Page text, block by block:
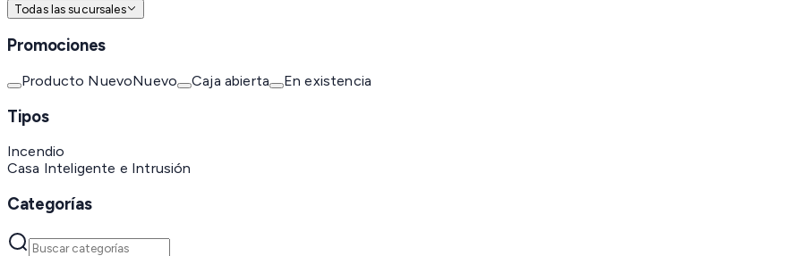
Todas las sucursales
Promociones
Producto NuevoNuevo Caja abierta En existencia
Tipos
Incendio
Casa Inteligente e Intrusión
Categorías